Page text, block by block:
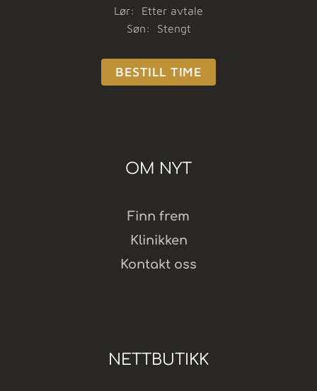
Lør: Etter avtale
Søn: Stengt
BESTILL TIME
OM NYT
Finn frem
Klinikken
Kontakt oss
NETTBUTIKK